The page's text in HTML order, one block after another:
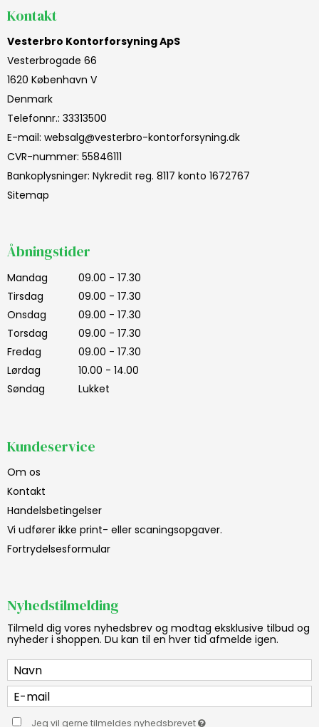
Kontakt
Vesterbro Kontorforsyning ApS
Vesterbrogade 66
1620 København V
Denmark
Telefonnr.: 33313500
E-mail: websalg@vesterbro-kontorforsyning.dk
CVR-nummer: 55846111
Bankoplysninger: Nykredit reg. 8117 konto 1672767
Sitemap
Åbningstider
Mandag
09.00 - 17.30
Tirsdag
09.00 - 17.30
Onsdag
09.00 - 17.30
Torsdag
09.00 - 17.30
Fredag
09.00 - 17.30
Lørdag
10.00 - 14.00
Søndag
Lukket
Kundeservice
Om os
Kontakt
Handelsbetingelser
Vi udfører ikke print- eller scaningsopgaver.
Fortrydelsesformular
Nyhedstilmelding
Tilmeld dig vores nyhedsbrev og modtag eksklusive tilbud og
nyheder i shoppen. Du kan til en hver tid afmelde igen.
Jeg vil gerne tilmeldes nyhedsbrevet